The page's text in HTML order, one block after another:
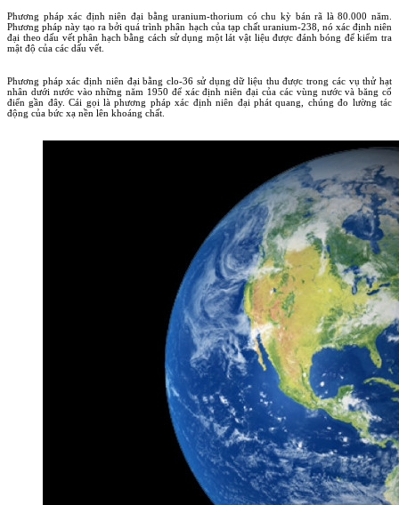
Phương pháp xác định niên đại bằng uranium-thorium có chu kỳ bán rã là 80.000 năm.
Phương pháp này tạo ra bởi quá trình phân hạch của tạp chất uranium-238, nó xác định niên
đại theo dấu vết phân hạch bằng cách sử dụng một lát vật liệu được đánh bóng để kiểm tra
mật độ của các dấu vết.
Phương pháp xác định niên đại bằng clo-36 sử dụng dữ liệu thu được trong các vụ thử hạt
nhân dưới nước vào những năm 1950 để xác định niên đại của các vùng nước và băng cổ
điển gần đây. Cái gọi là phương pháp xác định niên đại phát quang, chúng đo lường tác
động của bức xạ nền lên khoáng chất.